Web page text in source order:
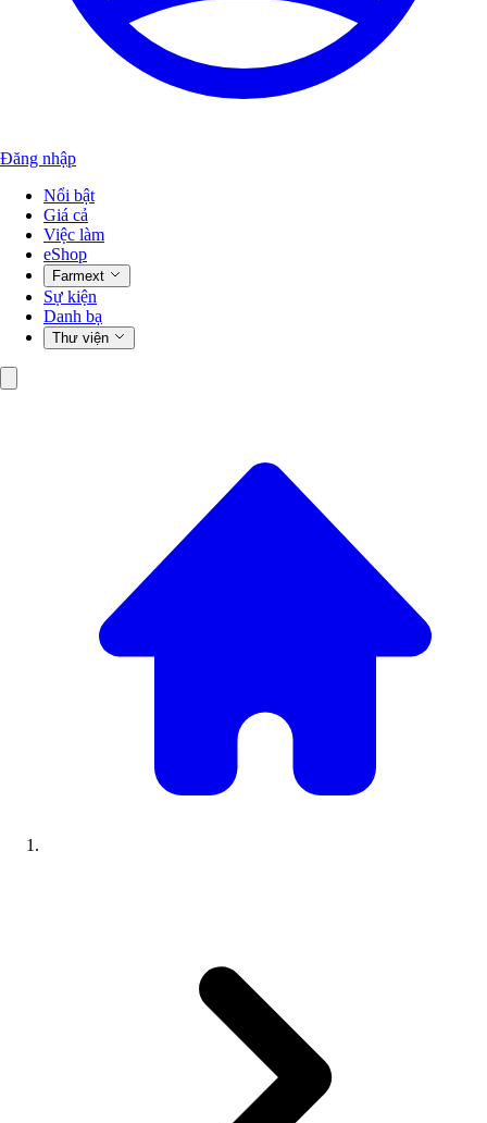
Đăng nhập
Nổi bật
Giá cả
Việc làm
eShop
Farmext
Sự kiện
Danh bạ
Thư viện